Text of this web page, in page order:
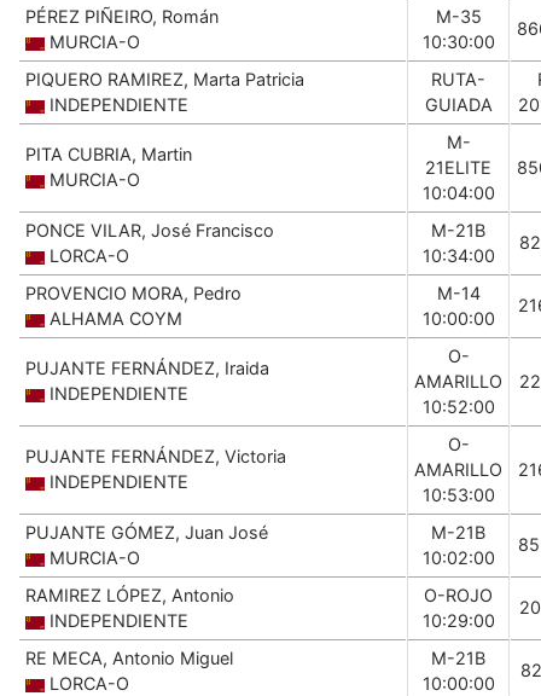
PÉREZ PIÑEIRO, Román
MURCIA-O
M-35
10:30:00
PIQUERO RAMIREZ, Marta Patricia
INDEPENDIENTE
RUTA-
GUIADA
PITA CUBRIA, Martin
MURCIA-O
M-
21ELITE
10:04:00
PONCE VILAR, José Francisco
LORCA-O
M-21B
10:34:00
PROVENCIO MORA, Pedro
ALHAMA COYM
M-14
10:00:00
PUJANTE FERNÁNDEZ, Iraida
INDEPENDIENTE
O-
AMARILLO
10:52:00
PUJANTE FERNÁNDEZ, Victoria
INDEPENDIENTE
O-
AMARILLO
10:53:00
PUJANTE GÓMEZ, Juan José
MURCIA-O
M-21B
10:02:00
RAMIREZ LÓPEZ, Antonio
INDEPENDIENTE
O-ROJO
10:29:00
RE MECA, Antonio Miguel
LORCA-O
M-21B
10:00:00